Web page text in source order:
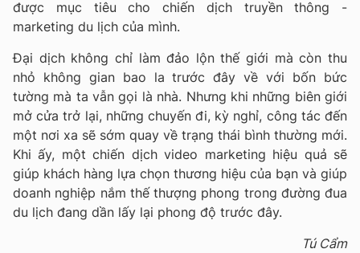
được mục tiêu cho chiến dịch truyền thông -
marketing du lịch của mình.
Đại dịch không chỉ làm đảo lộn thế giới mà còn thu
nhỏ không gian bao la trước đây về với bốn bức
tường mà ta vẫn gọi là nhà. Nhưng khi những biên giới
mở cửa trở lại, những chuyến đi, kỳ nghỉ, công tác đến
một nơi xa sẽ sớm quay về trạng thái bình thường mới.
Khi ấy, một chiến dịch video marketing hiệu quả sẽ
giúp khách hàng lựa chọn thương hiệu của bạn và giúp
doanh nghiệp nắm thế thượng phong trong đường đua
du lịch đang dần lấy lại phong độ trước đây.
Tú Cẩm